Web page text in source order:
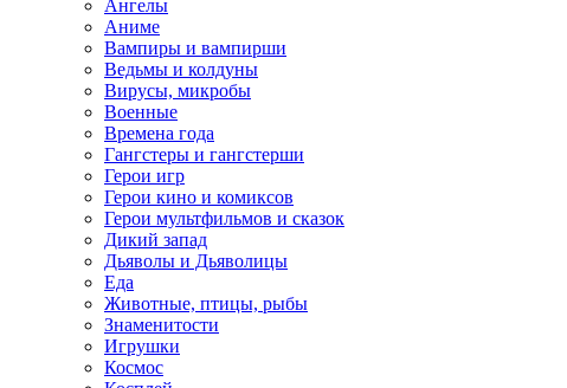
Ангелы
Аниме
Вампиры и вампирши
Ведьмы и колдуны
Вирусы, микробы
Военные
Времена года
Гангстеры и гангстерши
Герои игр
Герои кино и комиксов
Герои мультфильмов и сказок
Дикий запад
Дьяволы и Дьяволицы
Еда
Животные, птицы, рыбы
Знаменитости
Игрушки
Космос